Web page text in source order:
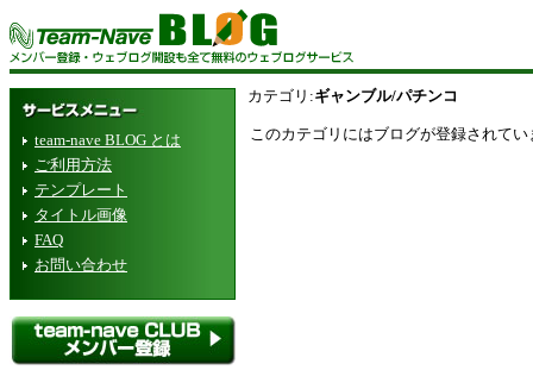
team-nave BLOG とは
ご利用方法
テンプレート
タイトル画像
FAQ
お問い合わせ
カテゴリ:ギャンブル/パチンコ
このカテゴリにはブログが登録されてい